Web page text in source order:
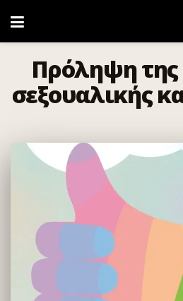
Πρόληψη της
σεξουαλικής